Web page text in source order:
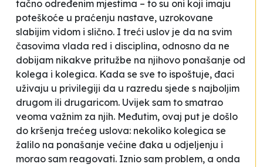
tačno određenim mjestima – to su oni koji imaju
poteškoće u praćenju nastave, uzrokovane
slabijim vidom i slično. I treći uslov je da na svim
časovima vlada red i disciplina, odnosno da ne
dobijam nikakve pritužbe na njihovo ponašanje od
kolega i kolegica. Kada se sve to ispoštuje, đaci
uživaju u privilegiji da u razredu sjede s najboljim
drugom ili drugaricom. Uvijek sam to smatrao
veoma važnim za njih. Međutim, ovaj put je došlo
do kršenja trećeg uslova: nekoliko kolegica se
žalilo na ponašanje većine đaka u odjeljenju i
morao sam reagovati. Iznio sam problem, a onda